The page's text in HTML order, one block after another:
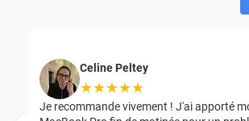
Celine Peltey
★★★★★
Je recommande vivement ! J'ai apporté